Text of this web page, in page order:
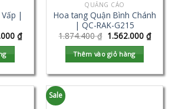
|
₫
QUẢNG CÁO
Hoa tang Quận Bình Chánh
| QC-RAK-G215
1.874.400₫ 1.562.000 ₫
Thêm vào giỏ hàng
Sale